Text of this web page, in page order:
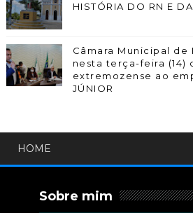
HISTÓRIA DO RN E
Câmara Municipal
nesta terça-feira
extremozense ao
JÚNIOR
HOME
Sobre mim